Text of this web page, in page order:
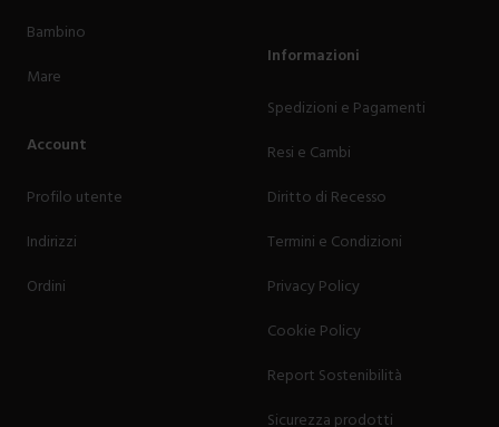
Bambino
Mare
Account
Profilo utente
Indirizzi
Ordini
Informazioni
Spedizioni e Pagamenti
Resi e Cambi
Diritto di Recesso
Termini e Condizioni
Privacy Policy
Cookie Policy
Report Sostenibilità
Sicurezza prodotti